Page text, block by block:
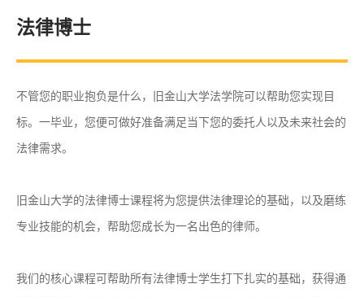
法律博士
不管您的职业抱负是什么，旧金山大学法学院可以帮助您实现目
标。一毕业，您便可做好准备满足当下您的委托人以及未来社会的
法律需求。
旧金山大学的法律博士课程将为您提供法律理论的基础，以及磨练
专业技能的机会，帮助您成长为一名出色的律师。
我们的核心课程可帮助所有法律博士学生打下扎实的基础，获得通